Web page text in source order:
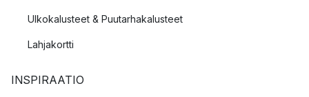
Ulkokalusteet & Puutarhakalusteet
Lahjakortti
INSPIRAATIO